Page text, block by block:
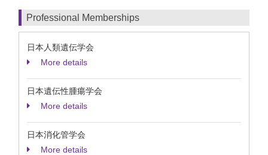
Professional Memberships
日本人類遺伝学会
More details
日本遺伝性腫瘍学会
More details
日本消化管学会
More details